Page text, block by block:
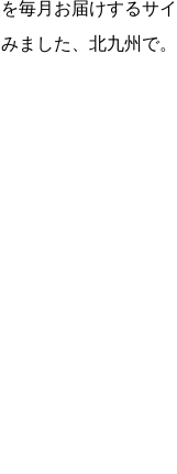
毎月お届けするサイ
ました、 北九州 で。